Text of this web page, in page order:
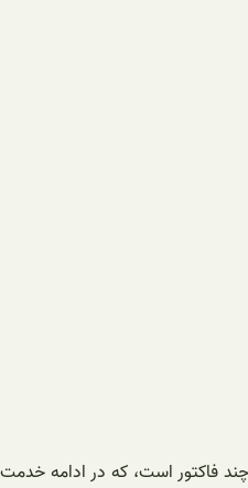
فاکتور است، که در ادامه خدمت